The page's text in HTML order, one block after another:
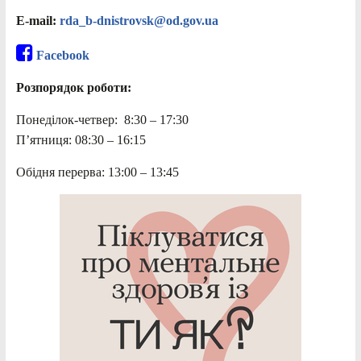
E-mail: rda_b-dnistrovsk@od.gov.ua
Facebook
Розпорядок роботи:
Понеділок-четвер: 8:30 – 17:30
П’ятниця: 08:30 – 16:15
Обідня перерва: 13:00 – 13:45